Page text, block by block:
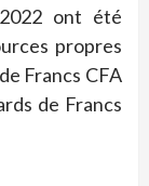
ont été
propres
Francs CFA
de Francs